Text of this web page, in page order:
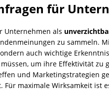
für
Unternehmen als
zu sammeln.
auch wichtige
um ihre Effektivität
und Marketingstrategien
maximale Wirksamkeit ist